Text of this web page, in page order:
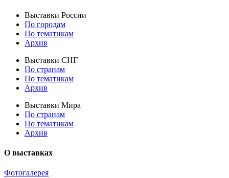
Выставки России
По городам
По тематикам
Архив
Выставки СНГ
По странам
По тематикам
Архив
Выставки Мира
По странам
По тематикам
Архив
О выставках
Фотогалерея